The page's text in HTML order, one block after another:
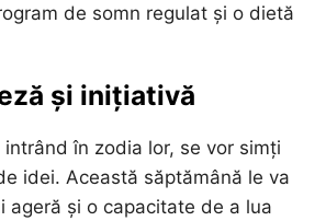
de somn regulat și o dietă
și inițiativă
în zodia lor, se vor simți
idei. Această săptămână le va
ageră și o capacitate de a lua